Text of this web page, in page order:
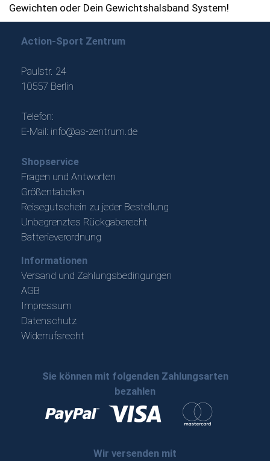
Gewichten oder Dein Gewichtshalsband System!
Action-Sport Zentrum
Paulstr. 24
10557 Berlin
Telefon:
E-Mail: info@as-zentrum.de
Shopservice
Fragen und Antworten
Größentabellen
Reisegutschein zu jeder Bestellung
Unbegrenztes Rückgaberecht
Batterieverordnung
Informationen
Versand und Zahlungsbedingungen
AGB
Impressum
Datenschutz
Widerrufsrecht
Sie können mit folgenden Zahlungsarten
bezahlen
Wir versenden mit